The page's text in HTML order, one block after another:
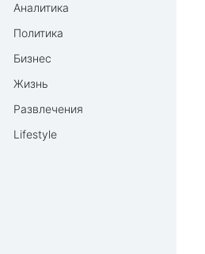
Аналитика
Политика
Бизнес
Жизнь
Развлечения
Lifestyle